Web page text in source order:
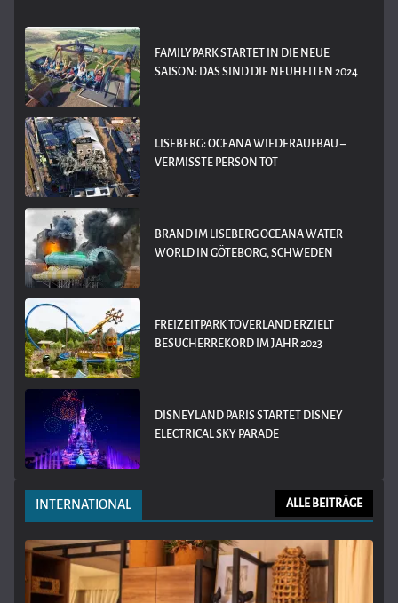
FAMILYPARK STARTET IN DIE NEUE
SAISON: DAS SIND DIE NEUHEITEN 2024
LISEBERG: OCEANA WIEDERAUFBAU –
VERMISSTE PERSON TOT
BRAND IM LISEBERG OCEANA WATER
WORLD IN GÖTEBORG, SCHWEDEN
FREIZEITPARK TOVERLAND ERZIELT
BESUCHERREKORD IM JAHR 2023
DISNEYLAND PARIS STARTET DISNEY
ELECTRICAL SKY PARADE
INTERNATIONAL ALLE BEITRÄGE